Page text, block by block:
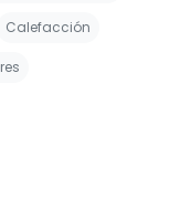
Calefacción